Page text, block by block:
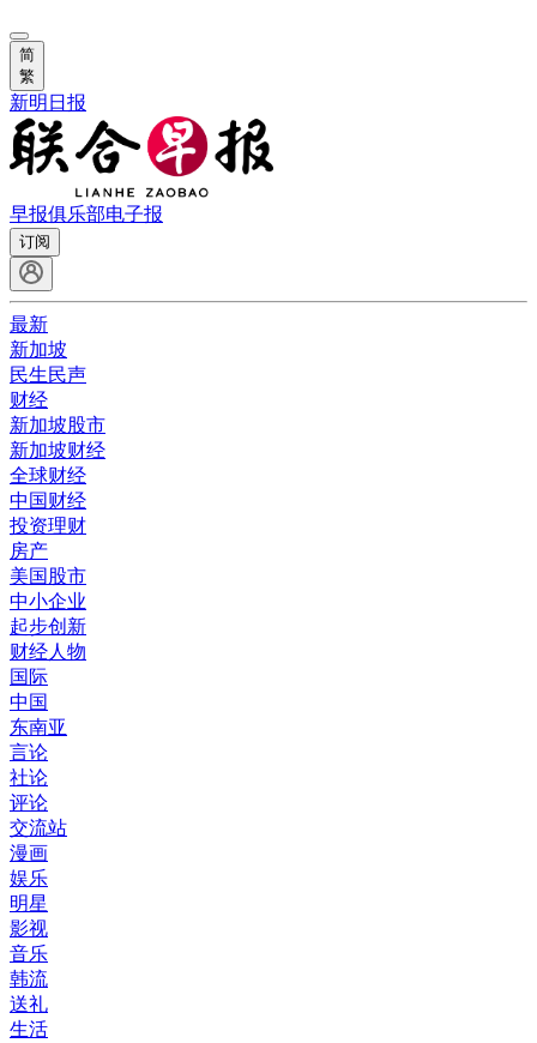
简
繁
新明日报
早报俱乐部电子报
订阅
最新
新加坡
民生民声
财经
新加坡股市
新加坡财经
全球财经
中国财经
投资理财
房产
美国股市
中小企业
起步创新
财经人物
国际
中国
东南亚
言论
社论
评论
交流站
漫画
娱乐
明星
影视
音乐
韩流
送礼
生活